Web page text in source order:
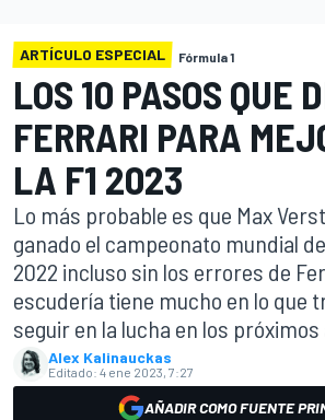
ARTÍCULO ESPECIAL Fórmula 1
LOS 10 PASOS QUE
FERRARI PARA
LA F1 2023
Lo más probable es que Max
ganado el campeonato mundial
2022 incluso sin los errores de
escudería tiene mucho en lo que
seguir en la lucha en los próximos
Alex Kalinauckas
Editado: 4 ene 2023, 7:27
AÑADIR COMO FUENTE